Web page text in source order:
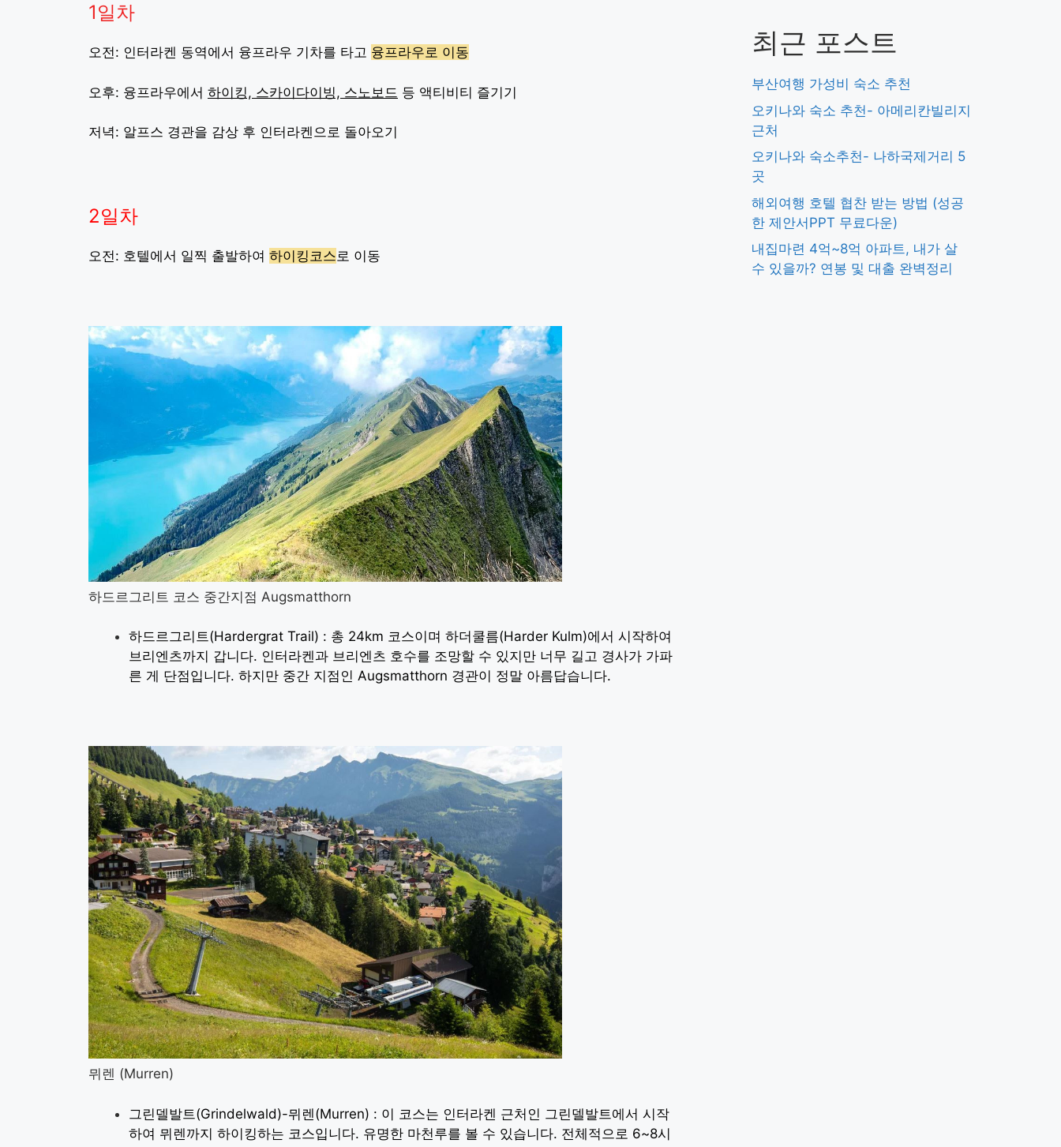
1일차
오전: 인터라켄 동역에서 융프라우 기차를 타고 융프라우로 이동
오후: 융프라우에서 하이킹, 스카이다이빙, 스노보드 등 액티비티 즐기기
저녁: 알프스 경관을 감상 후 인터라켄으로 돌아오기
2일차
오전: 호텔에서 일찍 출발하여 하이킹코스로 이동
하드르그리트 코스 중간지점 Augsmatthorn
하드르그리트(Hardergrat Trail) : 총 24km 코스이며 하더쿨름(Harder Kulm)에서 시작하여
브리엔츠까지 갑니다. 인터라켄과 브리엔츠 호수를 조망할 수 있지만 너무 길고 경사가 가파
른 게 단점입니다. 하지만 중간 지점인 Augsmatthorn 경관이 정말 아름답습니다.
뮈렌 (Murren)
그린델발트(Grindelwald)-뮈렌(Murren) : 이 코스는 인터라켄 근처인 그린델발트에서 시작
하여 뮈렌까지 하이킹하는 코스입니다. 유명한 마천루를 볼 수 있습니다. 전체적으로 6~8시
최근 포스트
부산여행 가성비 숙소 추천
오키나와 숙소 추천- 아메리칸빌리지
근처
오키나와 숙소추천- 나하국제거리 5
곳
해외여행 호텔 협찬 받는 방법 (성공
한 제안서PPT 무료다운)
내집마련 4억~8억 아파트, 내가 살
수 있을까? 연봉 및 대출 완벽정리